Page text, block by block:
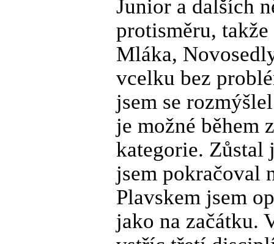
Junior a dalších
protisměru,
Mláka,
vcelku bez
jsem se
je možné během
kategorie. Zůstal
jsem pokračoval
Plavskem jsem
jako na začátku.